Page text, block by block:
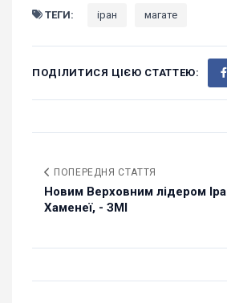
ТЕГИ: іран магате
ПОДІЛИТИСЯ ЦІЄЮ СТАТТЕЮ:
ПОПЕРЕДНЯ СТАТТЯ
Новим Верховним лідером
Хаменеї, - ЗМІ